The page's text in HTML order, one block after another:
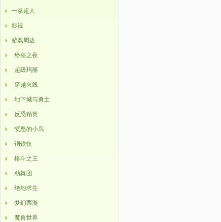
一拳超人
影视
游戏周边
堡垒之夜
超级玛丽
穿越火线
地下城与勇士
反恐精英
愤怒的小鸟
钢铁侠
格斗之王
劲舞团
绝地求生
梦幻西游
魔兽世界